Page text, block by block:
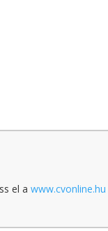
el awww.cvonline.hu